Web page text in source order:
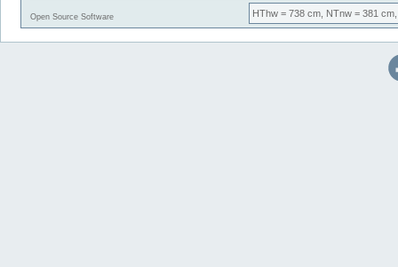
Open Source Software HThw = 738 cm, NTnw = 381 cm,